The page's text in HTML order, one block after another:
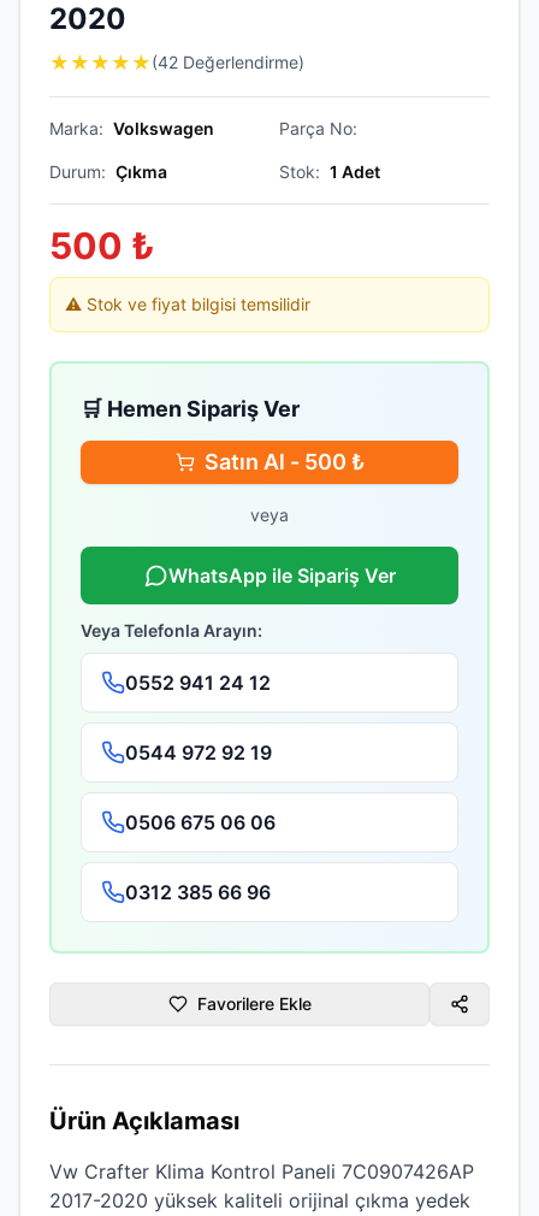
2020
★ ★ ★ ★ ★(42 Değerlendirme)
Marka: Volkswagen Parça No:
Durum: Çıkma Stok: 1 Adet
500 ₺
⚠️ Stok ve fiyat bilgisi temsilidir
🛒 Hemen Sipariş Ver
Satın Al - 500 ₺
veya
WhatsApp ile Sipariş Ver
Veya Telefonla Arayın:
0552 941 24 12
0544 972 92 19
0506 675 06 06
0312 385 66 96
Favorilere Ekle
Ürün Açıklaması
Vw Crafter Klima Kontrol Paneli 7C0907426AP
2017-2020 yüksek kaliteli orijinal çıkma yedek